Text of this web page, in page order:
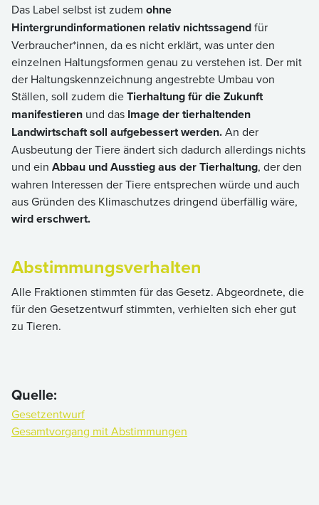
Das Label selbst ist zudem ohne
Hintergrundinformationen relativ nichtssagendfür
Verbraucher*innen, da es nicht erklärt, was unter den
einzelnen Haltungsformen genau zu verstehen ist. Der mit
der Haltungskennzeichnung angestrebte Umbau von
Ställen, soll zudem dieTierhaltung für die Zukunft
manifestieren und das Image der tierhaltenden
Landwirtschaft soll aufgebessert werden.An der
Ausbeutung der Tiere ändert sich dadurch allerdings nichts
und ein Abbau und Ausstieg aus der Tierhaltung, der den
wahren Interessen der Tiere entsprechen würde und auch
aus Gründen des Klimaschutzes dringend überfällig wäre,
wird erschwert.
Abstimmungsverhalten
Alle Fraktionen stimmten für das Gesetz. Abgeordnete, die
für den Gesetzentwurf stimmten, verhielten sich eher gut
zu Tieren.
Quelle:
Gesetzentwurf
Gesamtvorgang mit Abstimmungen